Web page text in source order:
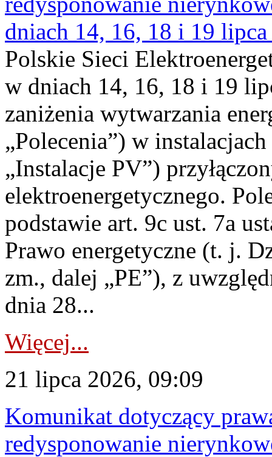
dniach 14, 16, 18 i 19
Polskie Sieci
w dniach 14, 16, 18 i 19
zaniżenia wytwarzania
„Polecenia”) w
„Instalacje PV”)
elektroenergetycznego.
podstawie art. 9c ust. 7a
Prawo energetyczne (t. j.
zm., dalej „PE”), z
dnia 28...
Więcej...
21 lipca 2026, 09:09
Komunikat dotyczący
redysponowanie